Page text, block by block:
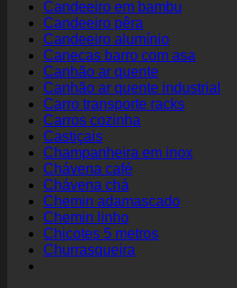
Candeeiro em bambu
Candeeiro pêra
Candeeiro alumínio
Canecas barro com asa
Canhão ar quente
Canhão ar quente industrial
Carro transporte racks
Carros cozinha
Castiçais
Champanheira em inox
Chávena café
Chávena chá
Chemin adamascado
Chemin linho
Chicotes 5 metros
Churrasqueira